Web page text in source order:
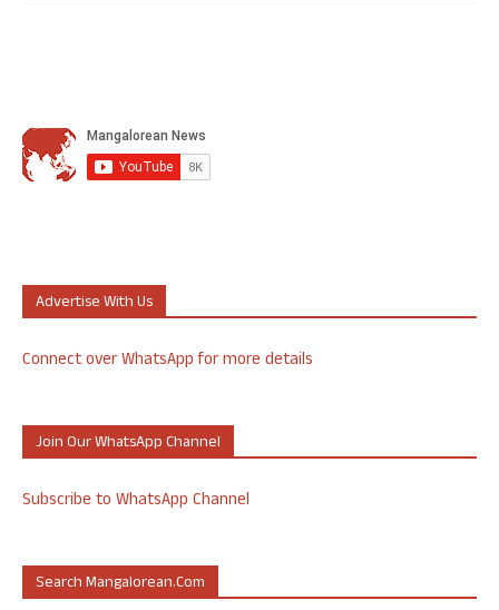
Advertise With Us
Connect over WhatsApp for more details
Join Our WhatsApp Channel
Subscribe to WhatsApp Channel
Search Mangalorean.com